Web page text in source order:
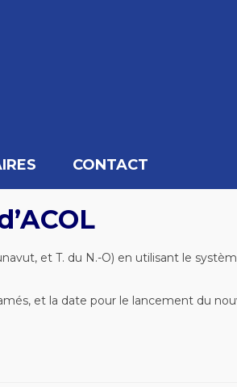
CONTACT
et T. du N.-O) en utilisant le
et la date pour le lancement du